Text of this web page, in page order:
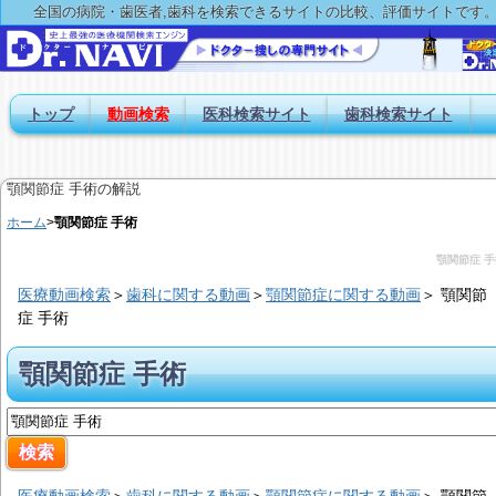
全国の病院・歯医者,歯科を検索できるサイトの比較、評価サイトです
トップ 動画検索 医科検索サイト 歯科検索サイト
顎関節症 手術の解説
ホーム>顎関節症 手術
顎関節症
医療動画検索＞歯科に関する動画＞顎関節症に関する動画＞ 顎関節
症 手術
顎関節症 手術